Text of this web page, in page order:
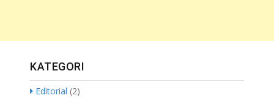
KATEGORI
Editorial (2)